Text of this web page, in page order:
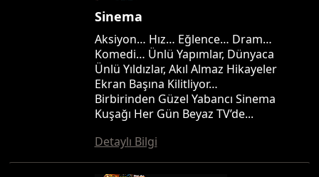
Sinema
Aksiyon… Hız… Eğlence… Dram…
Komedi… Ünlü Yapımlar, Dünyaca
Ünlü Yıldızlar, Akıl Almaz Hikayeler
Ekran Başına Kilitliyor…
Birbirinden Güzel Yabancı Sinema
Kuşağı Her Gün Beyaz TV’de...
Detaylı Bilgi